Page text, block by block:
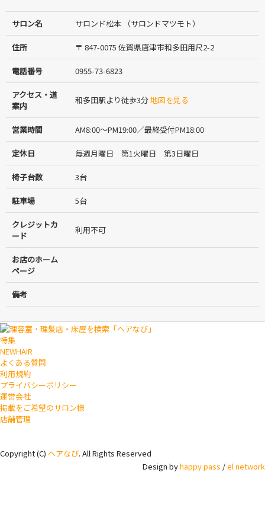
サロン名 サロンド松本 （サロンドマツモト）
住所 〒 847-0075 佐賀県唐津市和多田用尺2-2
電話番号 0955-73-6823
アクセス・道
案内
和多田駅より徒歩3分地図を見る
営業時間 AM8:00～PM19:00／最終受付PM18:00
定休日 毎週月曜日 第1火曜日 第3日曜日
椅子台数 3台
駐車場 5台
クレジットカ
ード
利用不可
お店のホーム
ページ
備考
特集
NEWHAIR
よくある質問
利用規約
プライバシーポリシー
運営会社
掲載をご希望のサロン様
店舗管理
Copyright (C) ヘアなび. All Rights Reserved
Design byhappy pass /el network